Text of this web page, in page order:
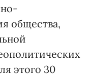
общества,
этого 30